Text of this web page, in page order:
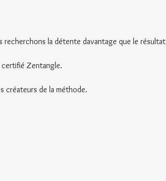
recherchons la détente davantage que le résultat
Zentangle.
créateurs de la méthode.